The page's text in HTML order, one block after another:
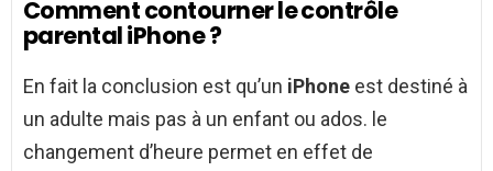
Comment contourner le contrôle
parental iPhone ?
En fait la conclusion est qu’un iPhone est destiné à
un adulte mais pas à un enfant ou ados. le
changement d’heure permet en effet de